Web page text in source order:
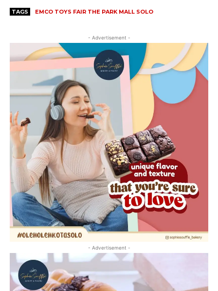
TAGS EMCO TOYS FAIR THE PARK MALL SOLO
- Advertisement -
- Advertisement -